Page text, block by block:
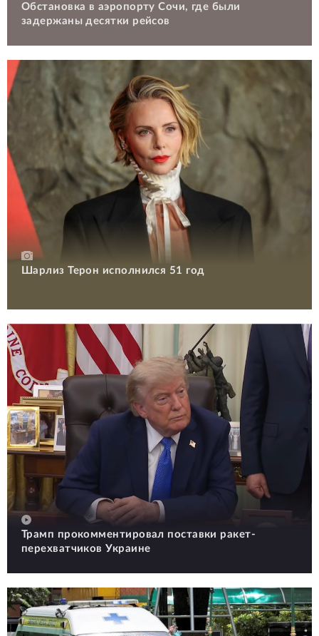
Обстановка в аэропорту Сочи, где были
задержаны десятки рейсов
Шарлиз Терон исполнился 51 год
Трамп прокомментировал поставки ракет-
перехватчиков Украине